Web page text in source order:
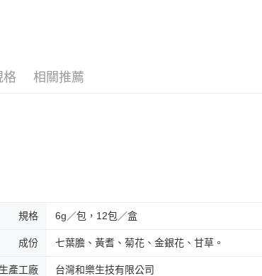
格 相關推薦
規格 6g／包，12包／盒
成份 七葉膽、黃耆、菊花、金銀花、甘草。
生產工廠 台灣和樂生技有限公司